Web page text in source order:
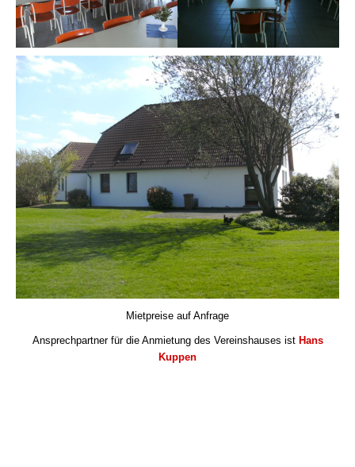
Mietpreise auf Anfrage
Ansprechpartner für die Anmietung des Vereinshauses ist Hans
Kuppen